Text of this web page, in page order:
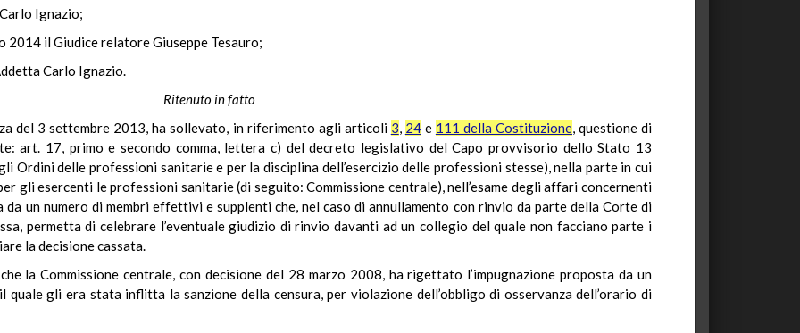
Ignazio;
2014 il Giudice relatore Giuseppe Tesauro;
Carlo Ignazio.
Ritenuto in fatto
del 3 settembre 2013, ha sollevato, in riferimento agli articoli 3, 24e 111 della Costituzione, questione di
art. 17, primo e secondo comma, lettera c) del decreto legislativo del Capo provvisorio dello Stato 13
Ordini delle professioni sanitarie e per la disciplina dell’esercizio delle professioni stesse), nella parte in cui
gli esercenti le professioni sanitarie (di seguito: Commissione centrale), nell’esame degli affari concernenti
un numero di membri effettivi e supplenti che, nel caso di annullamento con rinvio da parte della Corte di
permetta di celebrare l’eventuale giudizio di rinvio davanti ad un collegio del quale non facciano parte i
la decisione cassata.
la Commissione centrale, con decisione del 28 marzo 2008, ha rigettato l’impugnazione proposta da un
gli era stata inflitta la sanzione della censura, per violazione dell’obbligo di osservanza dell’orario di